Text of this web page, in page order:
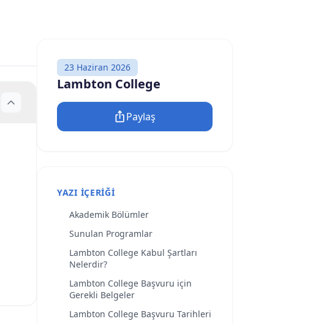
23 Haziran 2026
Lambton College
Paylaş
YAZI İÇERIĞI
Akademik Bölümler
Sunulan Programlar
Lambton College Kabul Şartları
Nelerdir?
Lambton College Başvuru için
Gerekli Belgeler
Lambton College Başvuru Tarihleri